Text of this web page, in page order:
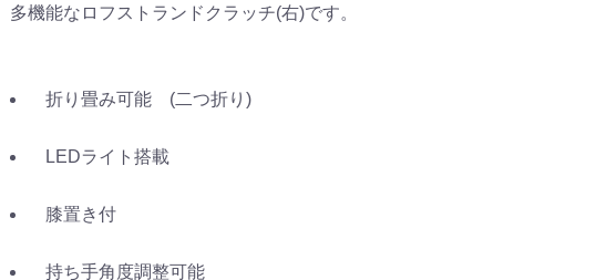
多機能なロフストランドクラッチ(右)です。
折り畳み可能 (二つ折り)
LEDライト搭載
膝置き付
持ち手角度調整可能